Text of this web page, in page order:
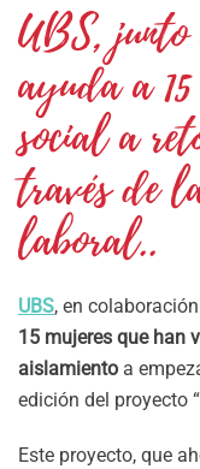
UBS, junto
ayuda a 15
social a
través de
laboral..
UBS, en
15 mujeres que han
aislamiento a
edición del proyecto
Este proyecto, que